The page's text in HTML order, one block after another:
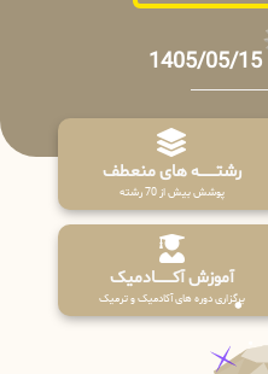
رشتـــــــه های منعطف
پوشش بیش از 70 رشته
آموزش آکـــــــادمیک
برگزاری دوره های آکادمیک و ترمیک